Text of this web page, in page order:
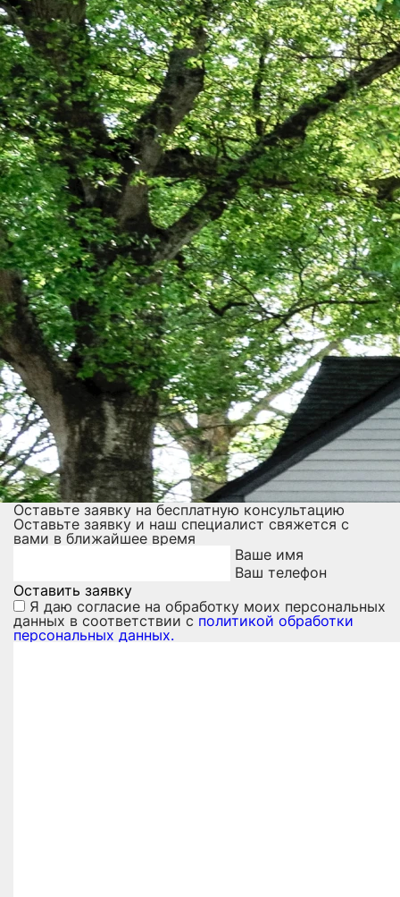
Оставьте заявку на бесплатную консультацию
Оставьте заявку и наш специалист свяжется с
вами в ближайшее время
Ваше имя
Ваш телефон
Оставить заявку
Я даю согласие на обработку моих персональных
данных в соответствии с политикой обработки
персональных данных.